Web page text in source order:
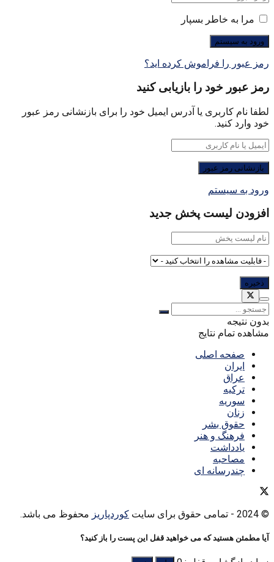
مرا به خاطر بسپار
رمز عبور را فراموش کرده اید؟
رمز عبور خود را بازیابی کنید
لطفا نام کاربری یا آدرس ایمیل خود را برای بازنشانی رمز عبور
خود وارد کنید.
ورود به سیستم
افزودن لیست پخش جدید
بدون نتیجه
مشاهده تمام نتایج
صفحه اصلی
ایران
عراق
ترکیه
سوریه
زنان
حقوق بشر
فرهنگ و هنر
یادداشت
مصاحبه
چندرسانه ای
© 2024 - تمامی حقوق برای سایت کوردپاریز محفوظ می باشد.
آیا مطمئن هستید که می خواهید قفل این پست را باز کنید؟